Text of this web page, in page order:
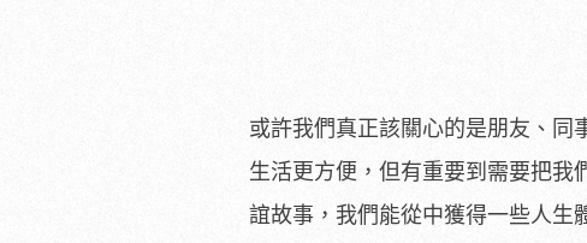
或許我們真正該關心的是朋友、同
生活更方便，但有重要到需要把我
誼故事，我們能從中獲得一些人生